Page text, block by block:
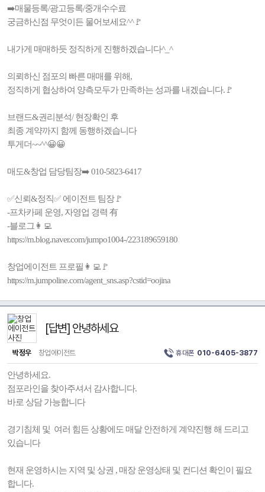
➡️매물등록/광고등록/중개수수료
궁금하신점 무엇이든 물어보세요^^🚩
내가게 매매하듯 정직하게 진행하겠습니다^_^
의뢰하신 점포의 빠른 매매를 위해,
정직하게 협상하여 양측모두가 만족하는 성과를 내겠습니다.🚩
브랜드&권리분석/ 현장확인 후
최종 계약까지 함께 동행하겠습니다
투게더~~^^😀😀
매도&창업 담당팀장➡️ 010-5823-6417
✅️신뢰&정직✅️ 에이전트 팀장🚩
-프차카페 운영, 자영업 경력 有
-블로그👩‍💻
https://m.blog.naver.com/jumpo1004-/223189659180
창업에이전트 프로필👩‍💻🚩
https://m.jumpoline.com/agent_sns.asp?cstid=oojina
[답변] 안녕하세요
박정우 창업에이전트 휴대폰 010-6405-3877
안녕하세요.
점포라인을 찾아주셔서 감사합니다.
바로 상담 가능합니다
경기침체 및 여러 힘든 상황에도 매달 안전하게 계약진행 해 드리고
있습니다
현재 운영하시는 지역 및 상권 , 매장 운영상태 및 컨디션 확인이 필요
합니다.